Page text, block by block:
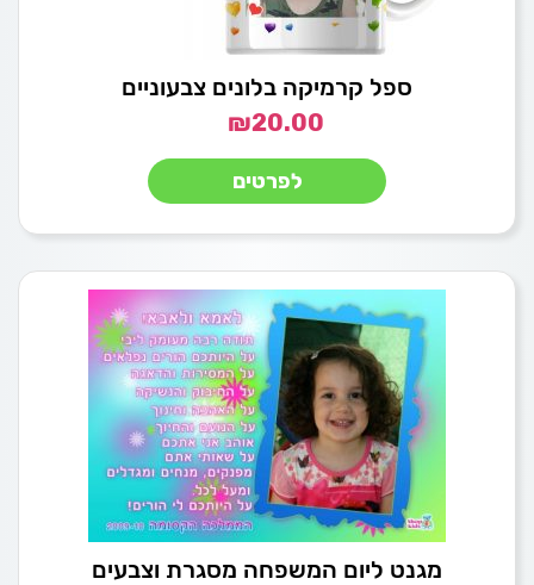
ספל קרמיקה בלונים צבעוניים
₪20.00
לפרטים
מגנט ליום המשפחה מסגרת וצבעים